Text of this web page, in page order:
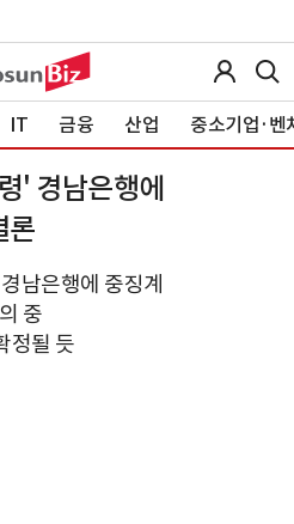
IT 금융 산업 중소기업·벤
' 경남은행에
론
남은행에 중징계
중
정될 듯